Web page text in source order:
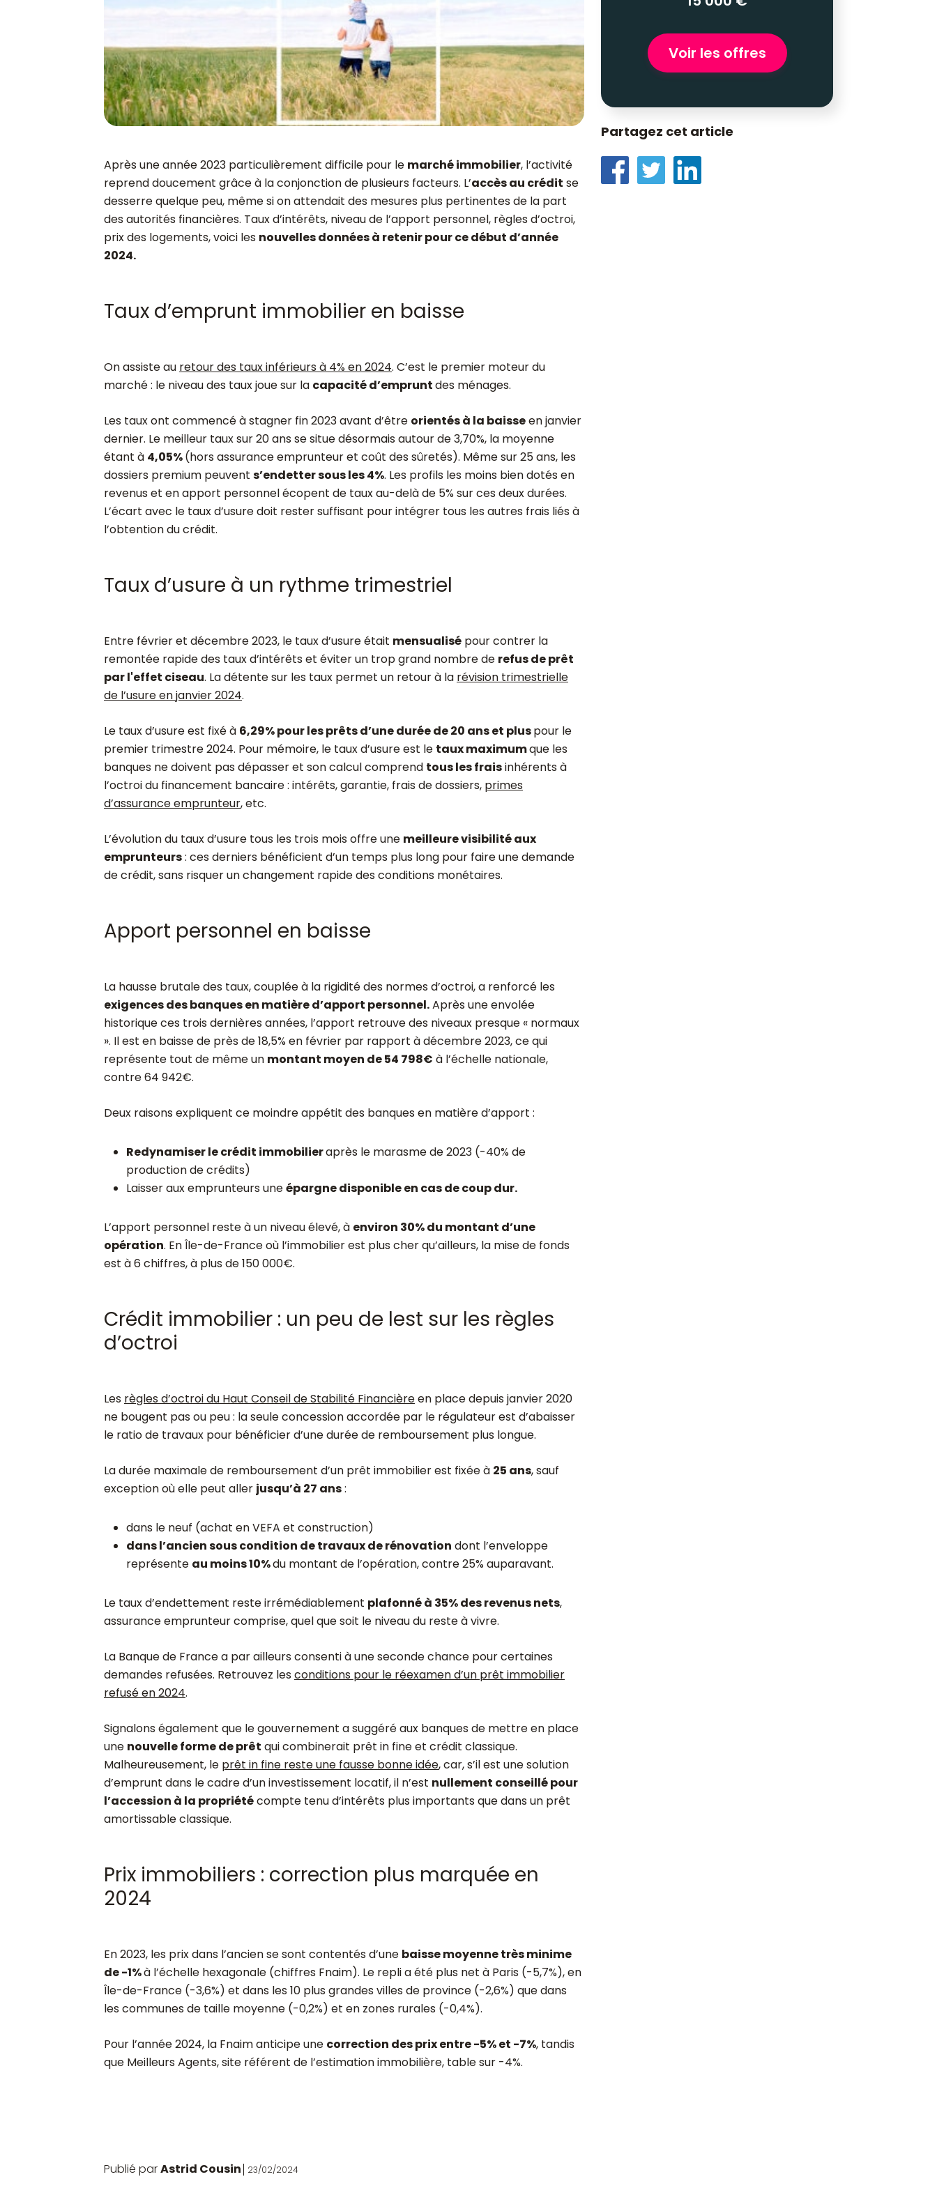
Après une année 2023 particulièrement difficile pour le marché immobilier, l’activité
reprend doucement grâce à la conjonction de plusieurs facteurs. L’accès au crédit se
desserre quelque peu, même si on attendait des mesures plus pertinentes de la part
des autorités financières. Taux d’intérêts, niveau de l’apport personnel, règles d’octroi,
prix des logements, voici les nouvelles données à retenir pour ce début d’année
2024.
Taux d’emprunt immobilier en baisse
On assiste au retour des taux inférieurs à 4% en 2024. C’est le premier moteur du
marché : le niveau des taux joue sur la capacité d’empruntdes ménages.
Les taux ont commencé à stagner fin 2023 avant d’être orientés à la baisseen janvier
dernier. Le meilleur taux sur 20 ans se situe désormais autour de 3,70%, la moyenne
étant à 4,05%(hors assurance emprunteur et coût des sûretés). Même sur 25 ans, les
dossiers premium peuvent s’endetter sous les 4%. Les profils les moins bien dotés en
revenus et en apport personnel écopent de taux au-delà de 5% sur ces deux durées.
L’écart avec le taux d’usure doit rester suffisant pour intégrer tous les autres frais liés à
l’obtention du crédit.
Taux d’usure à un rythme trimestriel
Entre février et décembre 2023, le taux d’usure était mensualisé pour contrer la
remontée rapide des taux d’intérêts et éviter un trop grand nombre de refus de prêt
par l'effet ciseau. La détente sur les taux permet un retour à la révision trimestrielle
de l’usure en janvier 2024.
Le taux d’usure est fixé à 6,29% pour les prêts d’une durée de 20 ans et pluspour le
premier trimestre 2024. Pour mémoire, le taux d’usure est le taux maximumque les
banques ne doivent pas dépasser et son calcul comprend tous les fraisinhérents à
l’octroi du financement bancaire : intérêts, garantie, frais de dossiers, primes
d’assurance emprunteur, etc.
L’évolution du taux d’usure tous les trois mois offre une meilleure visibilité aux
emprunteurs: ces derniers bénéficient d’un temps plus long pour faire une demande
de crédit, sans risquer un changement rapide des conditions monétaires.
Apport personnel en baisse
La hausse brutale des taux, couplée à la rigidité des normes d’octroi, a renforcé les
exigences des banques en matière d’apport personnel.Après une envolée
historique ces trois dernières années, l’apport retrouve des niveaux presque « normaux
». Il est en baisse de près de 18,5% en février par rapport à décembre 2023, ce qui
représente tout de même un montant moyen de 54 798€ à l’échelle nationale,
contre 64 942€.
Deux raisons expliquent ce moindre appétit des banques en matière d’apport :
Redynamiser le crédit immobilieraprès le marasme de 2023 (-40% de
production de crédits)
Laisser aux emprunteurs uneépargne disponible en cas de coup dur.
L’apport personnel reste à un niveau élevé, à environ 30% du montant d’une
opération. En Île-de-France où l’immobilier est plus cher qu’ailleurs, la mise de fonds
est à 6 chiffres, à plus de 150 000€.
Crédit immobilier : un peu de lest sur les règles
d’octroi
Les règles d’octroi du Haut Conseil de Stabilité Financièreen place depuis janvier 2020
ne bougent pas ou peu : la seule concession accordée par le régulateur est d’abaisser
le ratio de travaux pour bénéficier d’une durée de remboursement plus longue.
La durée maximale de remboursement d’un prêt immobilier est fixée à 25 ans, sauf
exception où elle peut aller jusqu’à 27 ans:
dans le neuf (achat en VEFA et construction)
dans l’ancien sous condition de travaux de rénovation dont l’enveloppe
représente au moins 10%du montant de l’opération, contre 25% auparavant.
Le taux d’endettement reste irrémédiablement plafonné à 35% des revenus nets,
assurance emprunteur comprise, quel que soit le niveau du reste à vivre.
La Banque de France a par ailleurs consenti à une seconde chance pour certaines
demandes refusées. Retrouvez lesconditions pour le réexamen d’un prêt immobilier
refusé en 2024.
Signalons également que le gouvernement a suggéré aux banques de mettre en place
une nouvelle forme de prêt qui combinerait prêt in fine et crédit classique.
Malheureusement, le prêt in fine reste une fausse bonne idée, car, s’il est une solution
d’emprunt dans le cadre d’un investissement locatif, il n’est nullement conseillé pour
l’accession à la propriétécompte tenu d’intérêts plus importants que dans un prêt
amortissable classique.
Prix immobiliers : correction plus marquée en
2024
En 2023, les prix dans l’ancien se sont contentés d’une baisse moyenne très minime
de -1%à l’échelle hexagonale (chiffres Fnaim). Le repli a été plus net à Paris (-5,7%), en
Île-de-France (-3,6%) et dans les 10 plus grandes villes de province (-2,6%) que dans
les communes de taille moyenne (-0,2%) et en zones rurales (-0,4%).
Pour l’année 2024, la Fnaim anticipe une correction des prix entre -5% et -7%, tandis
que Meilleurs Agents, site référent de l’estimation immobilière, table sur -4%.
Publié parAstrid Cousin 23/02/2024
Voir les offres
Partagez cet article